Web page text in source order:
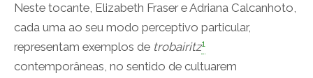
Neste tocante, Elizabeth Fraser e Adriana Calcanhoto,
cada uma ao seu modo perceptivo particular,
representam exemplos de trobairitz1
contemporâneas, no sentido de cultuarem